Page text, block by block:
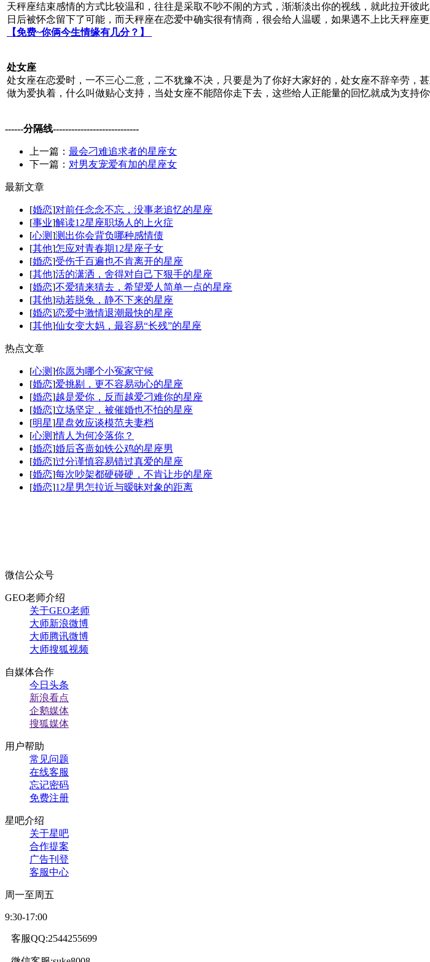
天秤座结束感情的方式比较温和，往往是采取不吵不闹的方式，渐渐淡出你的视线，就此拉开
日后被怀念留下了可能，而天秤座在恋爱中确实很有情商，很会给人温暖，如果遇不上比天秤座
【免费~你俩今生情缘有几分？】
处女座
处女座在恋爱时，一不三心二意，二不犹豫不决，只要是为了你好大家好的，处女座不辞辛劳，
做为爱执着，什么叫做贴心支持，当处女座不能陪你走下去，这些给人正能量的回忆就成为支持你
------分隔线----------------------------
上一篇： 最会刁难追求者的星座女
下一篇： 对男友宠爱有加的星座女
最新文章
[婚恋]对前任念念不忘，没事老追忆的星座
[事业]解读12星座职场人的上火症
[心测]测出你会背负哪种感情债
[其他]怎应对青春期12星座子女
[婚恋]受伤千百遍也不肯离开的星座
[其他]活的潇洒，舍得对自己下狠手的星座
[婚恋]不爱猜来猜去，希望爱人简单一点的星座
[其他]动若脱兔，静不下来的星座
[婚恋]恋爱中激情退潮最快的星座
[其他]仙女变大妈，最容易“长残”的星座
热点文章
[心测]你愿为哪个小冤家守候
[婚恋]爱挑剔，更不容易动心的星座
[婚恋]越是爱你，反而越爱刁难你的星座
[婚恋]立场坚定，被催婚也不怕的星座
[明星]星盘效应谈模范夫妻档
[心测]情人为何冷落你？
[婚恋]婚后吝啬如铁公鸡的星座男
[婚恋]过分谨慎容易错过真爱的星座
[婚恋]每次吵架都硬碰硬，不肯让步的星座
[婚恋]12星男怎拉近与暧昧对象的距离
微信公众号
GEO老师介绍
关于GEO老师
大师新浪微博
大师腾讯微博
大师搜狐视频
自媒体合作
今日头条
新浪看点
企鹅媒体
搜狐媒体
用户帮助
常见问题
在线客服
忘记密码
免费注册
星吧介绍
关于星吧
合作提案
广告刊登
客服中心
周一至周五
9:30-17:00
客服QQ:2544255699